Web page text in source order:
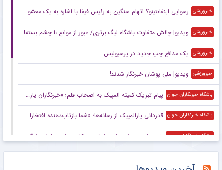
خبرورزشی رسوایی اینفانتینو؟ اتهام سنگین به رئیس فیفا با اشاره به یک معشوقه!
خبرورزشی ویدیو| چالش متفاوت باشگاه لیگ برتری/ عبور از موانع با چشم بسته!
خبرورزشی یک مدافع چپ جدید در پرسپولیس
خبرورزشی ویدیو| ملی پوشان خبرنگار شدند!
باشگاه خبرنگاران جوان پیام تبریک کمیته المپیک به اصحاب قلم؛ «خبرنگاران یاری‌گر قهرمانان هستند»
باشگاه خبرنگاران جوان قدردانی پارالمپیک از رسانه‌ها؛ «شما بازتاب‌دهنده افتخارات ما هستید»
باشگاه خبرنگاران جوان خیز وزارت ورزش برای ساماندهی کانون‌های هواداری لیگ برتر